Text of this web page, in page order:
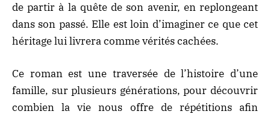
de partir à la quête de son avenir, en replongeant
dans son passé. Elle est loin d’imaginer ce que cet
héritage lui livrera comme vérités cachées.
Ce roman est une traversée de l’histoire d’une
famille, sur plusieurs générations, pour découvrir
combien la vie nous offre de répétitions afin